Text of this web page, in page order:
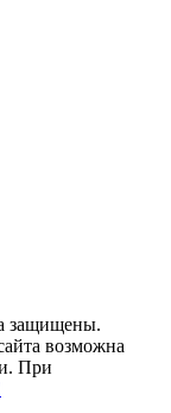
возможна
При